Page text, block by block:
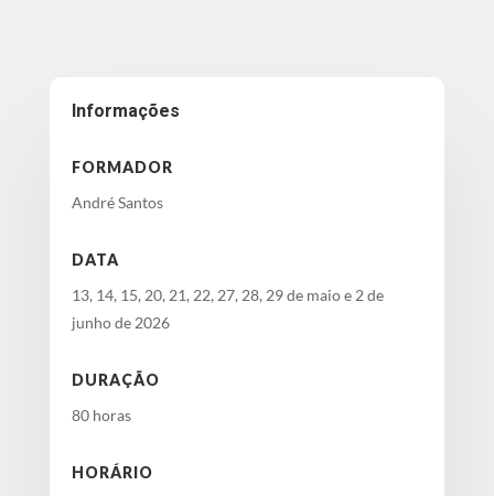
Informações
FORMADOR
André Santos
DATA
13, 14, 15, 20, 21, 22, 27, 28, 29 de maio e 2 de
junho de 2026
DURAÇÃO
80 horas
HORÁRIO